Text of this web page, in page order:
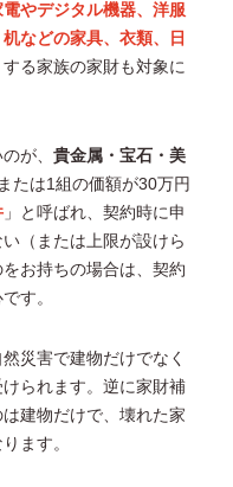
やデジタル機器、洋服
などの家具、衣類、日
る家族の家財も対象に
が、 貴金属・宝石・美
たは1組の価額が30万円
」と呼ばれ、契約時に申
（または上限が設けら
お持ちの場合は、契約
す。
災害で建物だけでなく
られます。逆に家財補
建物だけで、壊れた家
ます。